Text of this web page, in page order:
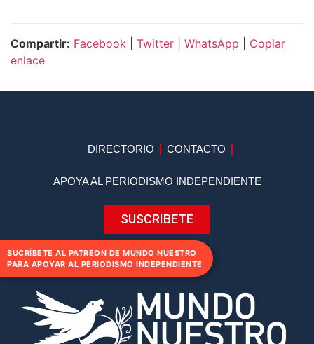
Compartir: Facebook Twitter WhatsApp
Copiar
enlace
DIRECTORIO CONTACTO
APOYA AL PERIODISMO INDEPENDIENTE
SUSCRIBETE
SUCRÍBETE AL PATREON DE MUNDO NUESTRO
PARA APOYAR AL PERIODISMO INDEPENDIENTE